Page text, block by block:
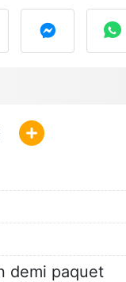
demi paquet